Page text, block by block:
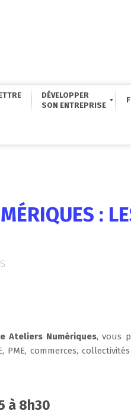
DÉVELOPPER
:
Ateliers Numériques, vous
PME, commerces,
à 8h30